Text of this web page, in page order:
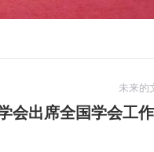
未来的
会出席全国学会工